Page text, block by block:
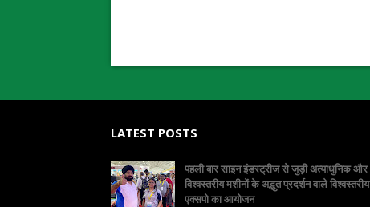
LATEST POSTS
पहली बार साइन इंडस्ट्रीज से जुड़ी अत्याधुनिक और
विश्वस्तरीय मशीनों के अद्भुत प्रदर्शन वाले विश्वस्तरीय
एक्सपो का आयोजन